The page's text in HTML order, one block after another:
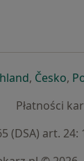
karcie
w nowej
otwiera
, Česko,
Płatności
(DSA) art.